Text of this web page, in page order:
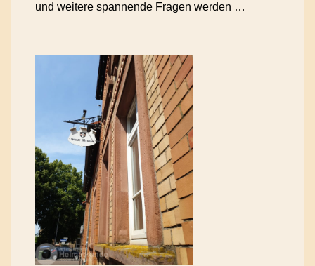
und weitere spannende Fragen werden …